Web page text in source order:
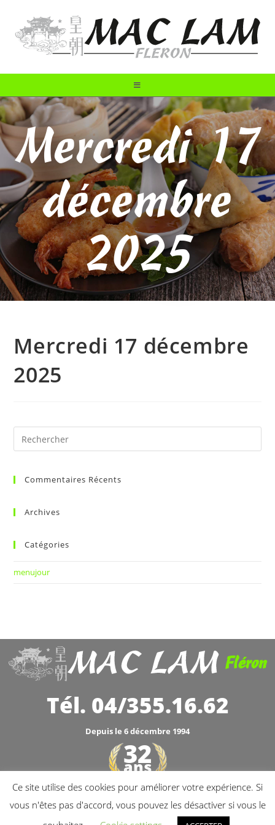
Mercredi 17
décembre
2025
Mercredi 17 décembre
2025
Commentaires Récents
Archives
Catégories
menujour
Fléron
Tél. 04/355.16.62
Depuis le 6 décembre 1994
32
ans
1994 - 2026
TVA: BE.0449.286.479
Ce site utilise des cookies pour améliorer votre expérience. Si
vous n'êtes pas d'accord, vous pouvez les désactiver si vous le